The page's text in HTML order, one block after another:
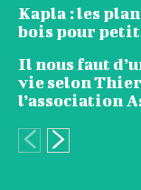
Kapla : les
bois pour
Il nous faut
vie selon
l’association